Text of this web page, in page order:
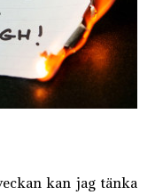
kan jag tänka